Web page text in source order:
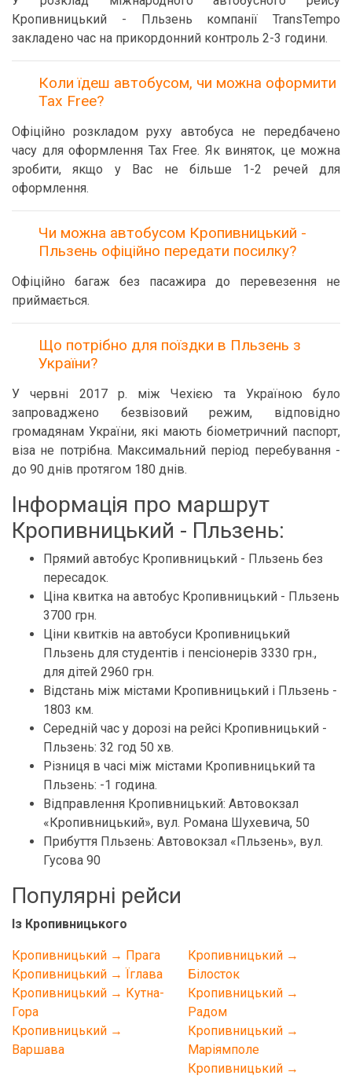
Кропивницький - Пльзень компанії TransTempo
закладено час на прикордонний контроль 2-3 години.
Коли їдеш автобусом, чи можна оформити
Tax Free?
Офіційно розкладом руху автобуса не передбачено
часу для оформлення Tax Free. Як виняток, це можна
зробити, якщо у Вас не більше 1-2 речей для
оформлення.
Чи можна автобусом Кропивницький -
Пльзень офіційно передати посилку?
Офіційно багаж без пасажира до перевезення не
приймається.
Що потрібно для поїздки в Пльзень з
України?
У червні 2017 р. між Чехією та Україною було
запроваджено безвізовий режим, відповідно
громадянам України, які мають біометричний паспорт,
віза не потрібна. Максимальний період перебування -
до 90 днів протягом 180 днів.
Інформація про маршрут
Кропивницький - Пльзень:
Прямий автобус Кропивницький - Пльзень без
пересадок.
Ціна квитка на автобус Кропивницький - Пльзень
3700 грн.
Ціни квитків на автобуси Кропивницький
Пльзень для студентів і пенсіонерів 3330 грн.,
для дітей 2960 грн.
Відстань між містами Кропивницький і Пльзень -
1803 км.
Середній час у дорозі на рейсі Кропивницький -
Пльзень: 32 год 50 хв.
Різниця в часі між містами Кропивницький та
Пльзень: -1 година.
Відправлення Кропивницький: Автовокзал
«Кропивницький», вул. Романа Шухевича, 50
Прибуття Пльзень: Автовокзал «Пльзень», вул.
Гусова 90
Популярні рейси
Із Кропивницького
Кропивницький → Прага
Кропивницький → Їглава
Кропивницький → Кутна-
Гора
Кропивницький →
Варшава
Кропивницький →
Білосток
Кропивницький →
Радом
Кропивницький →
Маріямполе
Кропивницький →